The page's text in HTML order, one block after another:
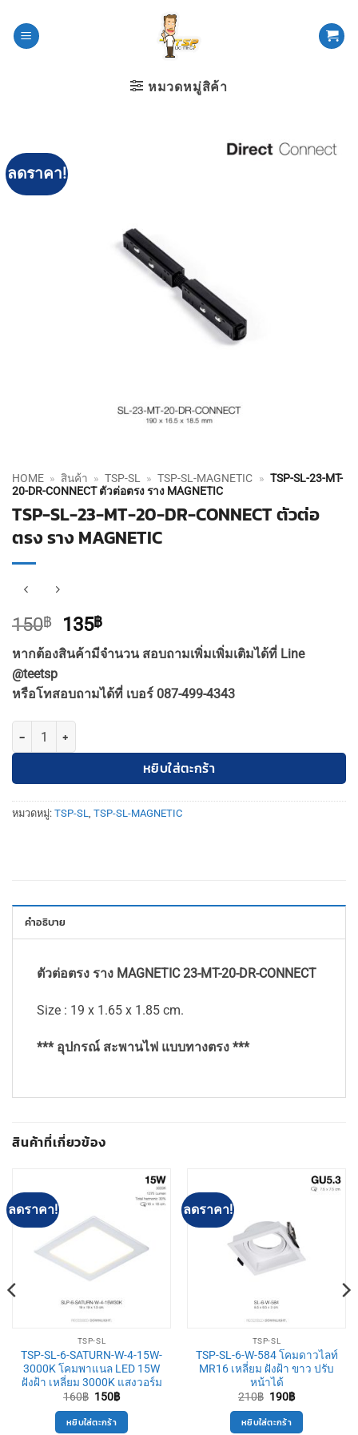
หมวดหมู่สิค้า
ลดราคา!
HOME » สินค้า » TSP-SL » TSP-SL-MAGNETIC » TSP-SL-23-MT-
20-DR-CONNECT ตัวต่อตรง ราง MAGNETIC
TSP-SL-23-MT-20-DR-CONNECT ตัวต่อ
ตรง ราง MAGNETIC
150฿
Original
price
was:
150฿.
135฿Current
price
is:
135฿.
หากต้องสินค้ามีจำนวน สอบถามเพิ่มเพิ่มเติมได้ที่ Line
@teetsp
หรือโทสอบถามได้ที่ เบอร์ 087-499-4343
จำนวน TSP-SL-23-MT-20-DR-CONNECT ตัวต่อตรง ราง MAGNETIC ชิ้น
หยิบใส่ตะกร้า
หมวดหมู่: TSP-SL, TSP-SL-MAGNETIC
คำอธิบาย
ตัวต่อตรง ราง MAGNETIC 23-MT-20-DR-CONNECT
Size : 19 x 1.65 x 1.85 cm.
*** อุปกรณ์ สะพานไฟ แบบทางตรง ***
สินค้าที่เกี่ยวข้อง
ลดราคา!
TSP-SL
TSP-SL-6-SATURN-W-4-15W-
3000K โคมพาแนล LED 15W
ฝังฝ้า เหลี่ยม 3000K แสงวอร์ม
160฿ Original
was:
160฿.
150฿Current
is:
150฿.
หยิบใส่ตะกร้า
ลดราคา!
TSP-SL
TSP-SL-6-W-584 โคมดาวไลท์
MR16 เหลี่ยม ฝังฝ้า ขาว ปรับ
หน้าได้
210฿ Original
was:
210฿.
190฿Current
is:
190฿.
หยิบใส่ตะกร้า